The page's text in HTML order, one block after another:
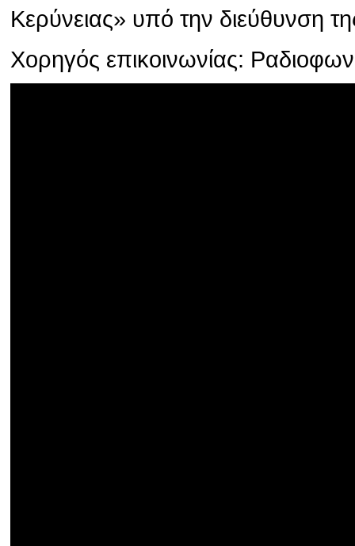
Κερύνειας» υπό την διεύθυνση
Χορηγός επικοινωνίας: